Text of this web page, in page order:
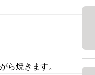
ら焼きます。